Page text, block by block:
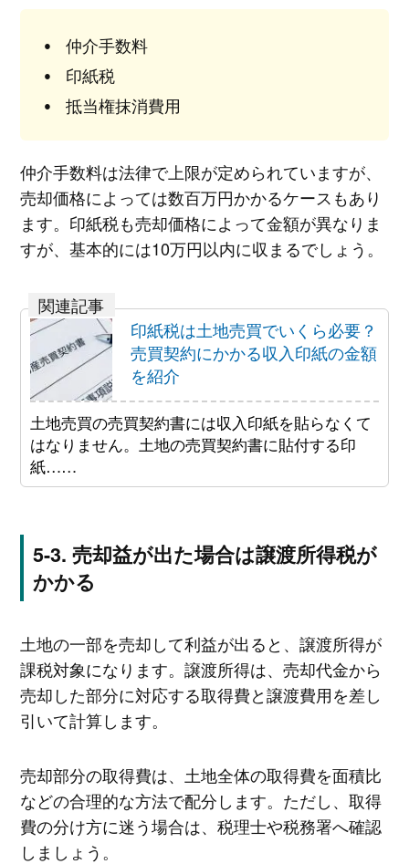
仲介手数料
印紙税
抵当権抹消費用
仲介手数料は法律で上限が定められていますが、
売却価格によっては数百万円かかるケースもあり
ます。印紙税も売却価格によって金額が異なりま
すが、基本的には10万円以内に収まるでしょう。
印紙税は土地売買でいくら必要？
売買契約にかかる収入印紙の金額
を紹介
土地売買の売買契約書には収入印紙を貼らなくて
はなりません。土地の売買契約書に貼付する印
紙……
売却益が出た場合は譲渡所得税が
かかる
土地の一部を売却して利益が出ると、譲渡所得が
課税対象になります。譲渡所得は、売却代金から
売却した部分に対応する取得費と譲渡費用を差し
引いて計算します。
売却部分の取得費は、土地全体の取得費を面積比
などの合理的な方法で配分します。ただし、取得
費の分け方に迷う場合は、税理士や税務署へ確認
しましょう。